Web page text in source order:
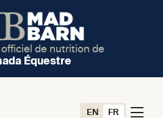
officiel de nutrition de
Équestre
EN FR